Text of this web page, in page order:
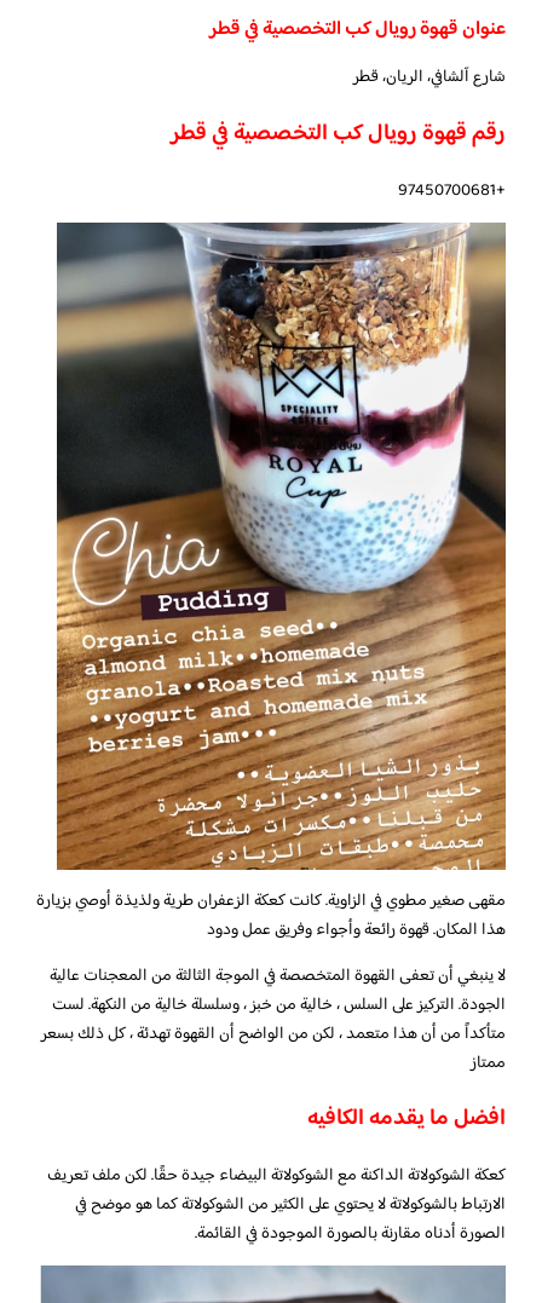
عنوان قهوة رويال كب التخصصية في قطر
شارع آلشافي، الريان، قطر
رقم قهوة رويال كب التخصصية في قطر
+97450700681
مقهى صغير مطوي في الزاوية. كانت كعكة الزعفران طرية ولذيذة أوصي بزيارة
هذا المكان. قهوة رائعة وأجواء وفريق عمل ودود
لا ينبغي أن تعفى القهوة المتخصصة في الموجة الثالثة من المعجنات عالية
الجودة. التركيز على السلس ، خالية من خبز ، وسلسلة خالية من النكهة. لست
متأكداً من أن هذا متعمد ، لكن من الواضح أن القهوة تهدئة ، كل ذلك بسعر
ممتاز
افضل ما يقدمه الكافيه
كعكة الشوكولاتة الداكنة مع الشوكولاتة البيضاء جيدة حقًا. لكن ملف تعريف
الارتباط بالشوكولاتة لا يحتوي على الكثير من الشوكولاتة كما هو موضح في
الصورة أدناه مقارنة بالصورة الموجودة في القائمة.